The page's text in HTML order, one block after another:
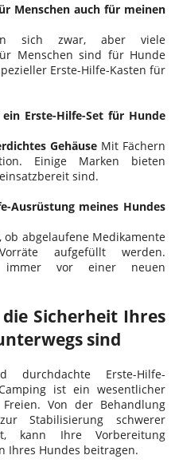
Menschen auch für meinen
sich zwar, aber viele
Menschen sind für Hunde
Erste-Hilfe-Kasten für
Erste-Hilfe-Set für Hunde
Gehäuse Mit Fächern
Einige Marken bieten
sind.
Ausrüstung meines Hundes
ob abgelaufene Medikamente
aufgefüllt werden.
vor einer neuen
Sicherheit Ihres
sind
durchdachte Erste-Hilfe-
ist ein wesentlicher
Von der Behandlung
Stabilisierung schwerer
kann Ihre Vorbereitung
Ihres Hundes beitragen.